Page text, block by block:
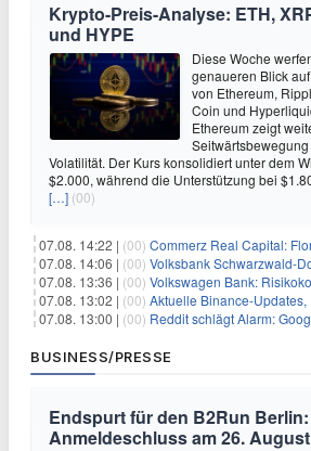
Krypto-Preis-Analyse: ETH,
und HYPE
Diese Woche
genaueren Blick
von Ethereum,
Coin und
Ethereum zeigt
Volatilität. Der Kurs konsolidiert unter dem
$2.000, während die Unterstützung bei
[…] (00)
07.08. 14:22 | (00) Commerz Real Capital: Florian
07.08. 14:06 | (00) Volksbank Schwarzwald-Donau-Neckar:
07.08. 13:36 | (00) Volkswagen Bank: Risikokosten
07.08. 13:02 | (00) Aktuelle Binance-Updates, Prognosen für SOL
07.08. 13:00 | (00) Reddit schlägt Alarm: Googles KI-
BUSINESS/PRESSE
Endspurt für den B2Run Berlin:
Anmeldeschluss am 26. August